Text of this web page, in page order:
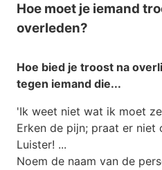
Hoe moet je iemand
overleden?
Hoe bied je troost na
tegen iemand die...
'Ik weet niet wat ik moet
Erken de pijn; praat er niet
Luister! ...
Noem de naam van de